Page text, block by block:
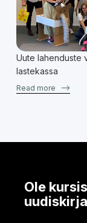
Uute lahenduste
lastekassa
Read more –>
Ole